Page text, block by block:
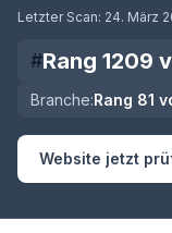
Letzter Scan: 24. März
#Rang 1209
Branche:Rang 81
Website jetzt